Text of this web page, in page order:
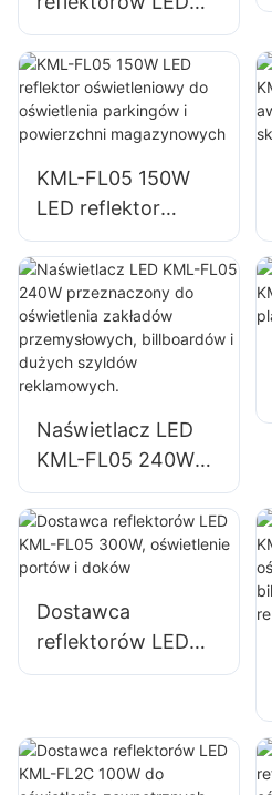
KML-FL05 50W do
oświetlenia elewacji
budynków
zewnętrznych i
otwartych
KML-FL05 150W
LED reflektor
oświetleniowy do
oświetlenia
parkingów i
powierzchni
magazynowych
Naświetlacz LED
KML-FL05 240W
przeznaczony do
oświetlenia
zakładów
przemysłowych,
billboardów i
dużych szyldów
reklamowych.
Dostawca
reflektorów LED
KML-FL05 300W,
i doków